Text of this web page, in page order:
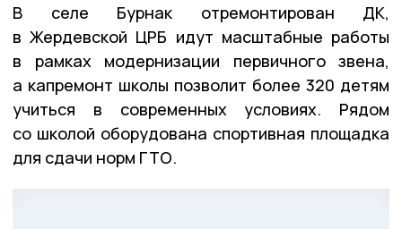
В селе Бурнак отремонтирован ДК,
в Жердевской ЦРБ идут масштабные работы
в рамках модернизации первичного звена,
а капремонт школы позволит более 320 детям
учиться в современных условиях. Рядом
со школой оборудована спортивная площадка
для сдачи норм ГТО.